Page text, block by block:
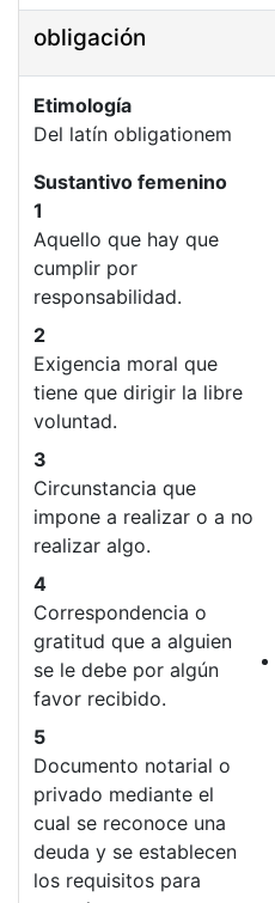
obligación
Etimología
Del latín obligationem
Sustantivo femenino
1
Aquello que hay que
cumplir por
responsabilidad.
2
Exigencia moral que
tiene que dirigir la libre
voluntad.
3
Circunstancia que
impone a realizar o a no
realizar algo.
4
Correspondencia o
gratitud que a alguien
se le debe por algún
favor recibido.
5
Documento notarial o
privado mediante el
cual se reconoce una
deuda y se establecen
los requisitos para